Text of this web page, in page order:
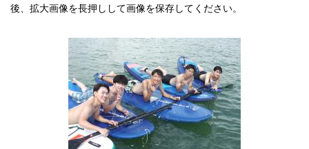
後、拡大画像を長押しして画像を保存してください。